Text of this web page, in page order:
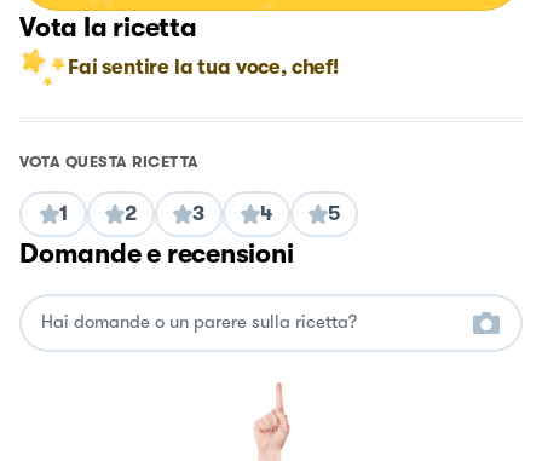
Vota la ricetta
Fai sentire la tua voce, chef!
VOTA QUESTA RICETTA
1 2 3 4 5
Domande e recensioni